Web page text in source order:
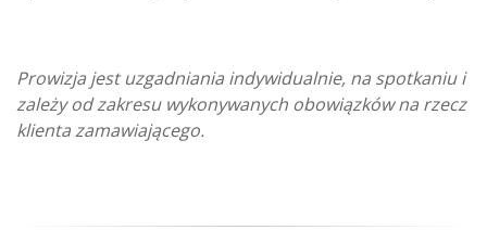
Prowizja jest uzgadniania indywidualnie, na spotkaniu i
zależy od zakresu wykonywanych obowiązków na rzecz
klienta zamawiającego.